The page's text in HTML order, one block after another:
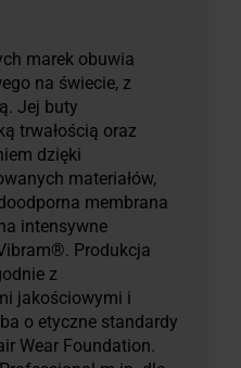
marek obuwia
na świecie, z
Jej buty
trwałością oraz
dzięki
materiałów,
membrana
intensywne
Produkcja
z
jakościowymi i
o etyczne standardy
Wear Foundation.